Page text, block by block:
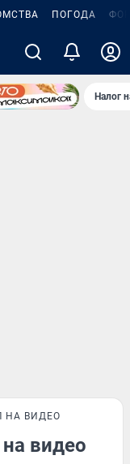
ПОГОДА
Налог
НА ВИДЕО
видео